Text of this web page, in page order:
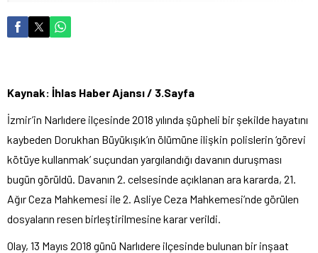
Kaynak: İhlas Haber Ajansı / 3.Sayfa
İzmir’in Narlıdere ilçesinde 2018 yılında şüpheli bir şekilde hayatını
kaybeden Dorukhan Büyükışık’ın ölümüne ilişkin polislerin ‘görevi
kötüye kullanmak’ suçundan yargılandığı davanın duruşması
bugün görüldü. Davanın 2. celsesinde açıklanan ara kararda, 21.
Ağır Ceza Mahkemesi ile 2. Asliye Ceza Mahkemesi’nde görülen
dosyaların resen birleştirilmesine karar verildi.
Olay, 13 Mayıs 2018 günü Narlıdere ilçesinde bulunan bir inşaat